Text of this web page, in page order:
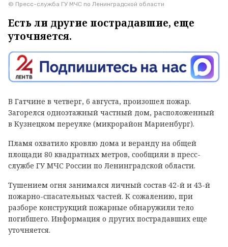
© Пресс-служба ГУ МЧС по Ленинградской области
Есть ли другие пострадавшие, еще
уточняется.
В Гатчине в четверг, 6 августа, произошел пожар.
Загорелся одноэтажный частный дом, расположенный
в Кузнецком переулке (микрорайон Мариенбург).
Пламя охватило кровлю дома и веранду на общей
площади 80 квадратных метров, сообщили в пресс-
службе ГУ МЧС России по Ленинградской области.
Тушением огня занимался личный состав 42-й и 43-й
пожарно-спасательных частей. К сожалению, при
разборе конструкций пожарные обнаружили тело
погибшего. Информация о других пострадавших еще
уточняется.